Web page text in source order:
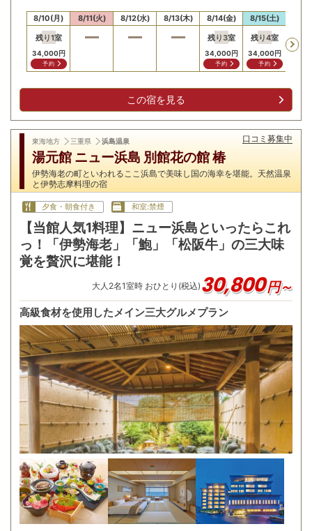
8/10(月)
残り1室
34,000円
予約
8/11(火) 8/12(水) 8/13(木)
8/14(金)
残り3室
34,000円
予約
8/15(土)
残り4室
34,000円
予約
この宿を見る
東海地方 三重県 浜島温泉 口コミ募集中
湯元館 ニュー浜島 別館花の館 椿
伊勢海老の町といわれるここ浜島で美味し国の海幸を堪能。天然温泉
と伊勢志摩料理の宿
夕食・朝食付き 和室:禁煙
【当館人気1料理】ニュー浜島といったらこれ
っ！「伊勢海老」「鮑」「松阪牛」の三大味
覚を贅沢に堪能！
大人 2名1室時 おひとり(税込) 30,800円～
高級食材を使用したメイン三大グルメプラン